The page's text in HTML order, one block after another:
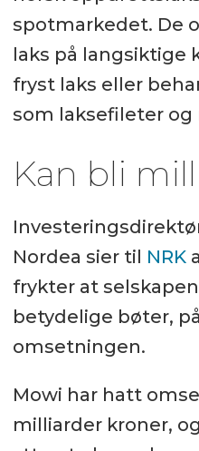
spotmarkedet. De
laks på langsiktige
fryst laks eller
som laksefileter og
Kan bli
Nordea sier til NRK
frykter at
betydelige bøter,
omsetningen.
Mowi har hatt
milliarder kroner,